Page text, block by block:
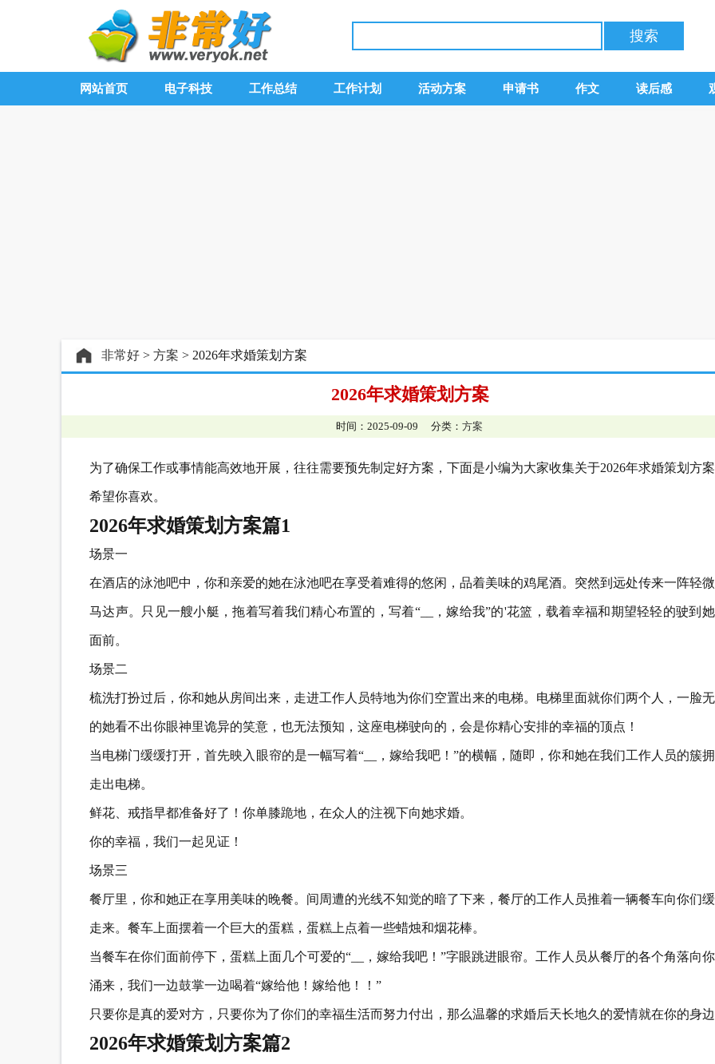
网站首页 电子科技 工作总结 工作计划 活动方案 申请书 作文 读后感
非常好 > 方案 > 2026年求婚策划方案
2026年求婚策划方案
时间：2025-09-09 分类： 方案
为了确保工作或事情能高效地开展，往往需要预先制定好方案，下面是小编为大家收集关于2026年求婚策划方案
希望你喜欢。
2026年求婚策划方案篇1
场景一
在酒店的泳池吧中，你和亲爱的她在泳池吧在享受着难得的悠闲，品着美味的鸡尾酒。突然到远处传来一阵轻
马达声。只见一艘小艇，拖着写着我们精心布置的，写着“__，嫁给我”的'花篮，载着幸福和期望轻轻的驶到
面前。
场景二
梳洗打扮过后，你和她从房间出来，走进工作人员特地为你们空置出来的电梯。电梯里面就你们两个人，一脸
的她看不出你眼神里诡异的笑意，也无法预知，这座电梯驶向的，会是你精心安排的幸福的顶点！
当电梯门缓缓打开，首先映入眼帘的是一幅写着“__，嫁给我吧！”的横幅，随即，你和她在我们工作人员的簇
走出电梯。
鲜花、戒指早都准备好了！你单膝跪地，在众人的注视下向她求婚。
你的幸福，我们一起见证！
场景三
餐厅里，你和她正在享用美味的晚餐。间周遭的光线不知觉的暗了下来，餐厅的工作人员推着一辆餐车向你们
走来。餐车上面摆着一个巨大的蛋糕，蛋糕上点着一些蜡烛和烟花棒。
当餐车在你们面前停下，蛋糕上面几个可爱的“__，嫁给我吧！”字眼跳进眼帘。工作人员从餐厅的各个角落向
涌来，我们一边鼓掌一边喝着“嫁给他！嫁给他！！”
只要你是真的爱对方，只要你为了你们的幸福生活而努力付出，那么温馨的求婚后天长地久的爱情就在你的身边
2026年求婚策划方案篇2